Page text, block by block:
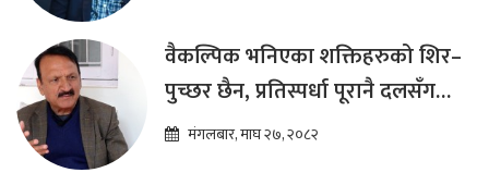
वैकल्पिक भनिएका शक्तिहरुको शिर–
पुच्छर छैन, प्रतिस्पर्धा पूरानै दलसँग
हुन्छ : डा.प्रकाश शरण महत
मंगलबार, माघ २७, २०८२